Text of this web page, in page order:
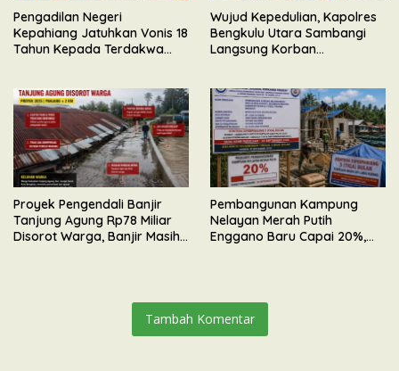
Pengadilan Negeri
Kepahiang Jatuhkan Vonis 18
Tahun Kepada Terdakwa
Wujud Kepedulian, Kapolres
Bengkulu Utara Sambangi
Langsung Korban
Proyek Pengendali Banjir
Tanjung Agung Rp78 Miliar
Disorot Warga, Banjir Masih
Pembangunan Kampung
Nelayan Merah Putih
Enggano Baru Capai 20%,
Tambah Komentar